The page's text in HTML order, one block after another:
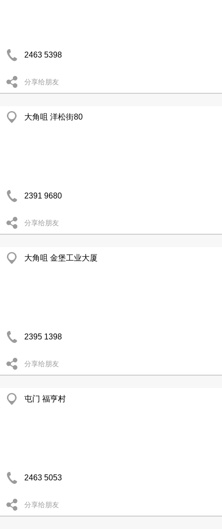
2463 5398
分享给朋友
大角咀 洋松街80
2391 9680
分享给朋友
大角咀 金堡工业大厦
2395 1398
分享给朋友
屯门 福亨村
2463 5053
分享给朋友